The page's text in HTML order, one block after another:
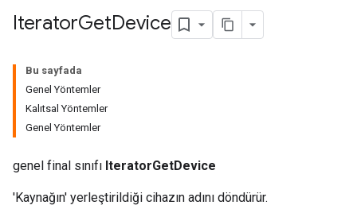
IteratorGetDevice
Bu sayfada
Genel Yöntemler
Kalıtsal Yöntemler
Genel Yöntemler
genel final sınıfı IteratorGetDevice
'Kaynağın' yerleştirildiği cihazın adını döndürür.